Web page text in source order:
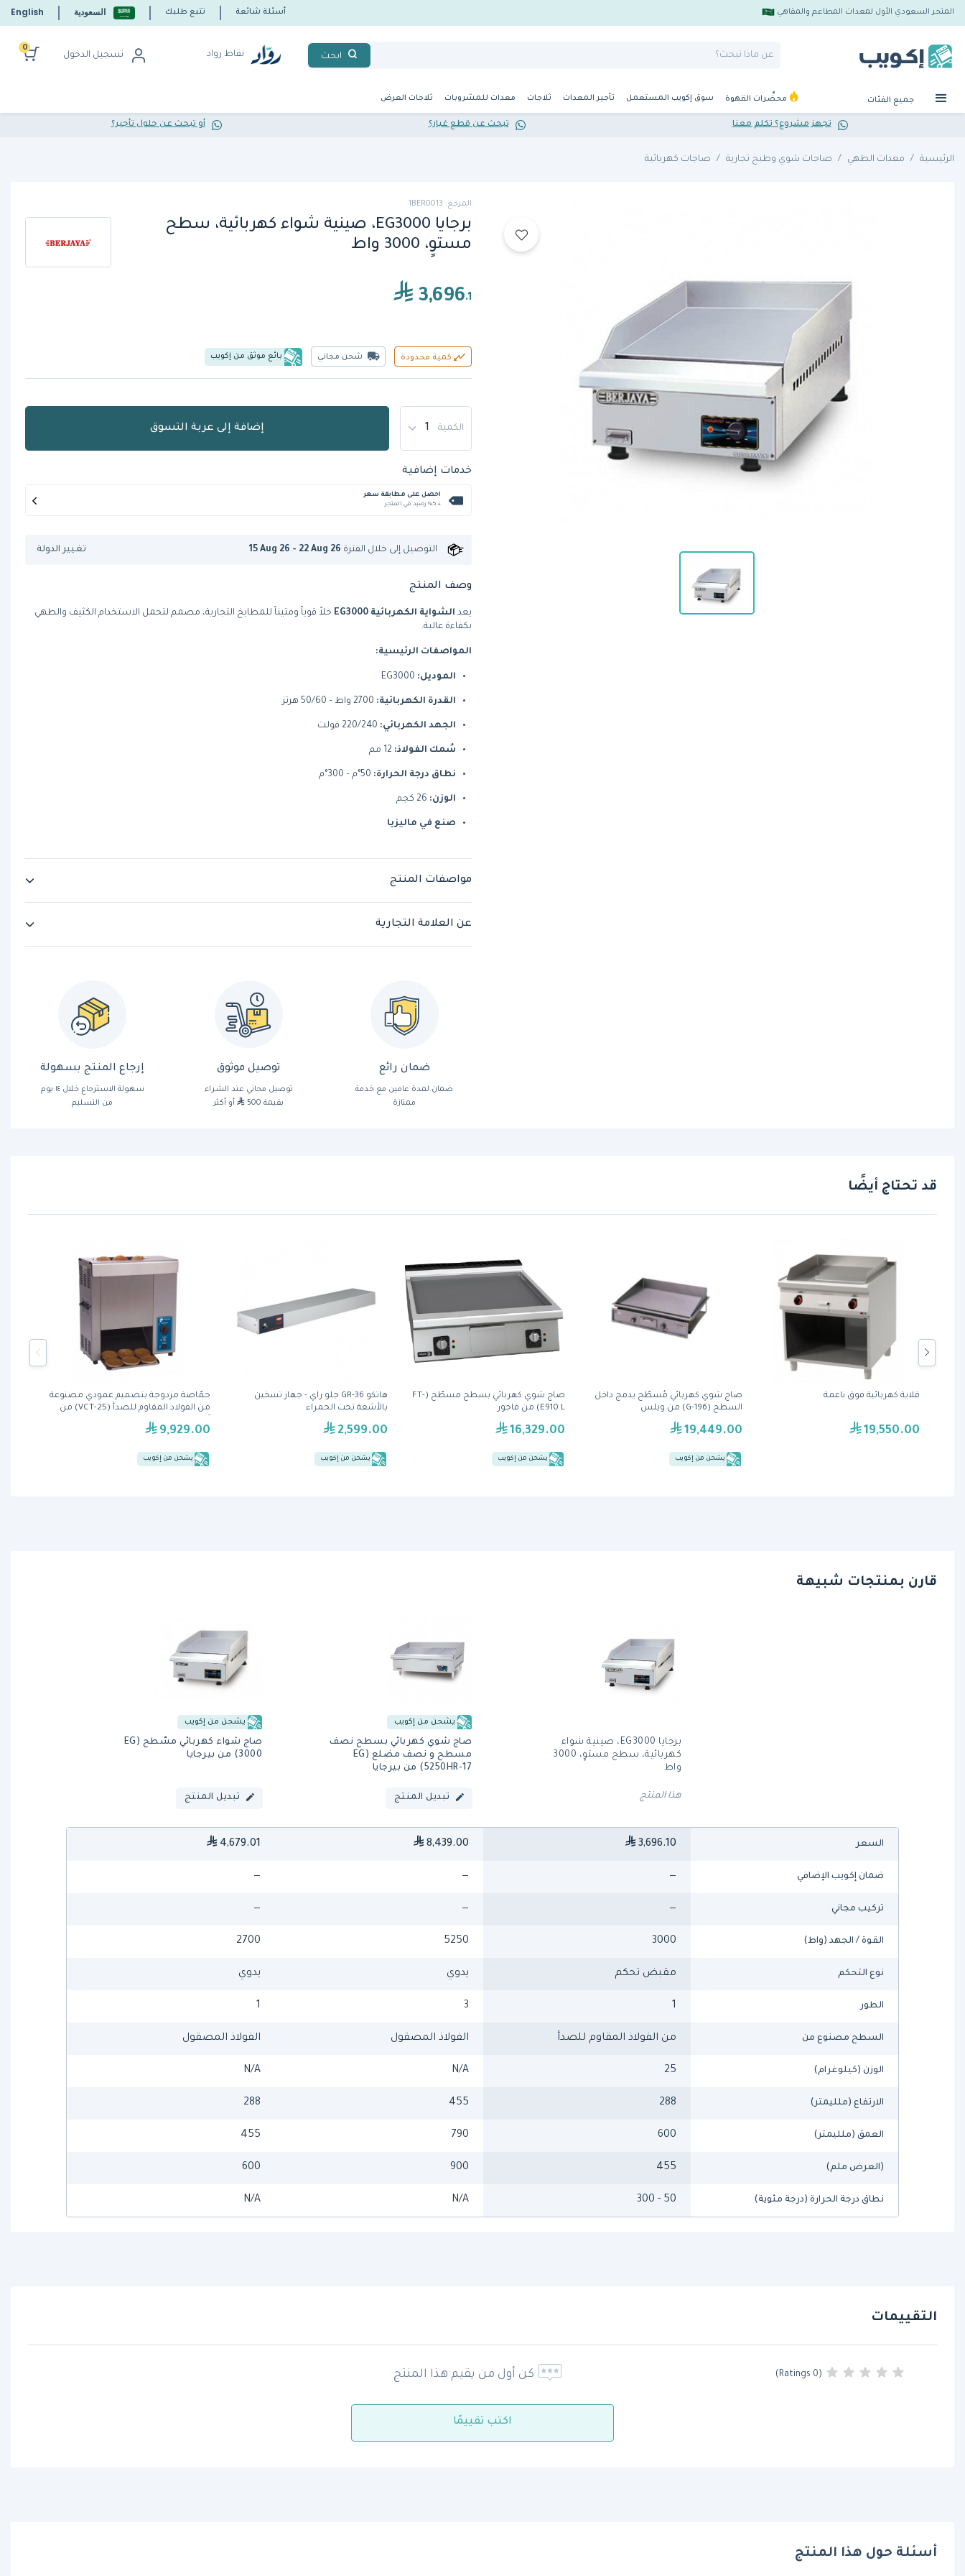
المتجر السعودي الأول لمعدات المطاعم والمقاهي أسئلة شائعة تتبع طلبك السعودية English
ابحث نقاط رواد تسجيل الدخول
0
جميع الفئات محضِّرات القهوة سوق إكويب المستعمل تأجير المعدات ثلاجات معدات للمشروبات ثلاجات العرض
تجهز مشروع؟ تكلم معنا تبحث عن قطع غيار؟ أو تبحث عن حلول تأجير؟
الرئيسية معدات الطهي صاجات شوي وطبخ تجارية صاجات كهربائية
المرجع: 1BER0013
برجايا EG3000، صينية شواء كهربائية، سطح
مستوٍ، 3000 واط
3,696.1
كمية محدودة شحن مجاني بائع موثق من إكويب
الكمية إضافة إلى عربة التسوق
خدمات إضافية
احصل على مطابقة سعر
+ %5 رصيد في المتجر
التوصيل إلى خلال الفترة 15 Aug 26 - 22 Aug 26 تغيير الدولة
وصف المنتج
يعد الشواية الكهربائية EG3000
حلاً قوياً ومتيناً للمطابخ التجارية، مصمم لتحمل الاستخدام الكثيف والطهي
بكفاءة عالية.
المواصفات الرئيسية:
الموديل:
القدرة الكهربائية:
الجهد الكهربائي:
سُمك الفولاذ:
نطاق درجة الحرارة:
الوزن:
صنع في ماليزيا
مواصفات المنتج
عن العلامة التجارية
ضمان رائع
ضمان لمدة عامين مع خدمة
ممتازة
توصيل موثوق
توصيل مجاني عند الشراء
بقيمة 500
أو أكثر
إرجاع المنتج بسهولة
سهولة الاسترجاع خلال ١٤ يوم
من التسليم
قد تحتاج أيضًا
حمّاصة مزدوجة بتصميم عمودي مصنوعة
من الفولاذ المقاوم للصدأ (VCT-25) من
9,929.00
يشحن من إكويب
هاتكو GR-36 جلو راي - جهاز تسخين
بالأشعة تحت الحمراء
2,599.00
يشحن من إكويب
صاج شوي كهربائي بسطح مسطّح (FT-
E910 L) من فاجور
16,329.00
يشحن من إكويب
صاج شوي كهربائي مُسطّح يدمج داخل
السطح (G-196) من ويلس
19,449.00
يشحن من إكويب
قلاية كهربائية فوق ناعمة
19,550.00
قارن بمنتجات شبيهة
برجايا EG3000، صينية شواء
كهربائية، سطح مستوٍ، 3000
واط
هذا المنتج
يشحن من إكويب
صاج شوي كهربائي بسطح نصف
مسطح و نصف مضلع (EG
5250HR-17) من بيرجايا
تبديل المنتج
يشحن من إكويب
صاج شواء كهربائي مسّطح (EG
3000) من بيرجايا
تبديل المنتج
السعر 3,696.10
8,439.00
4,679.01
ضمان إكويب الإضافي —
—
—
تركيب مجاني —
—
—
القوة / الجهد (واط) 3000
5250
2700
نوع التحكم مقبض تحكم يدوي يدوي
الطور 1
3
1
السطح مصنوع من من الفولاذ المقاوم للصدأ الفولاذ المصقول الفولاذ المصقول
الوزن (كيلوغرام) 25
N/A
N/A
الارتفاع (ملليمتر) 288
455
288
العمق (ملليمتر) 600
790
455
(العرض ملم) 455
900
600
نطاق درجة الحرارة (درجة مئوية) 50 - 300
N/A
N/A
التقييمات
(0 Ratings) كن أول من يقيم هذا المنتج
اكتب تقييمًا
أسئلة حول هذا المنتج